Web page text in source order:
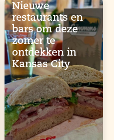
Nieuwe
restaurants en
bars om deze
zomer te
ontdekken in
Kansas City